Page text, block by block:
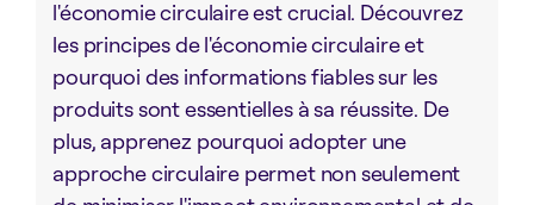
l'économie circulaire est crucial. Découvrez
les principes de l'économie circulaire et
pourquoi des informations fiables sur les
produits sont essentielles à sa réussite. De
plus, apprenez pourquoi adopter une
approche circulaire permet non seulement